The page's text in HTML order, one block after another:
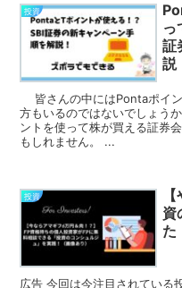
投資
っ
証
説
皆さんの中にはPontaポイ
方もいるのではないでしょう
ントを使って株が買える証券
もしれません。 ...
投資
資
た
広告 今回は今注目されている